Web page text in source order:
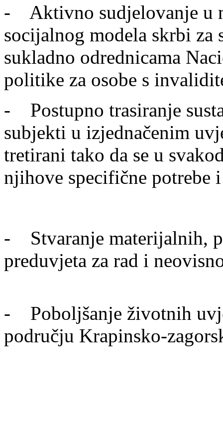
- Aktivno sudjelovanje u
socijalnog modela skrbi
sukladno odrednicama
politike za osobe s
- Postupno trasiranje
subjekti u izjednačenim
tretirani tako da se u
njihove specifične potrebe
- Stvaranje materijalnih,
preduvjeta za rad i
- Poboljšanje životnih
području Krapinsko-